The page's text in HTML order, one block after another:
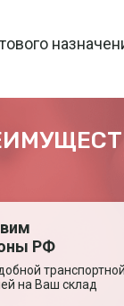
РФ
транспортной
на Ваш склад